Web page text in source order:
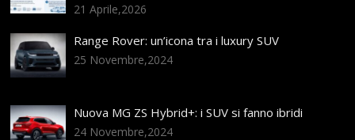
21 Aprile,2026
Range Rover: un’icona tra i luxury SUV
25 Novembre,2024
Nuova MG ZS Hybrid+: i SUV si fanno ibridi
24 Novembre,2024